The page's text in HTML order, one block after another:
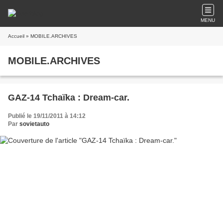
MENU
Accueil » MOBILE.ARCHIVES
MOBILE.ARCHIVES
GAZ-14 Tchaïka : Dream-car.
Publié le 19/11/2011 à 14:12
Par sovietauto